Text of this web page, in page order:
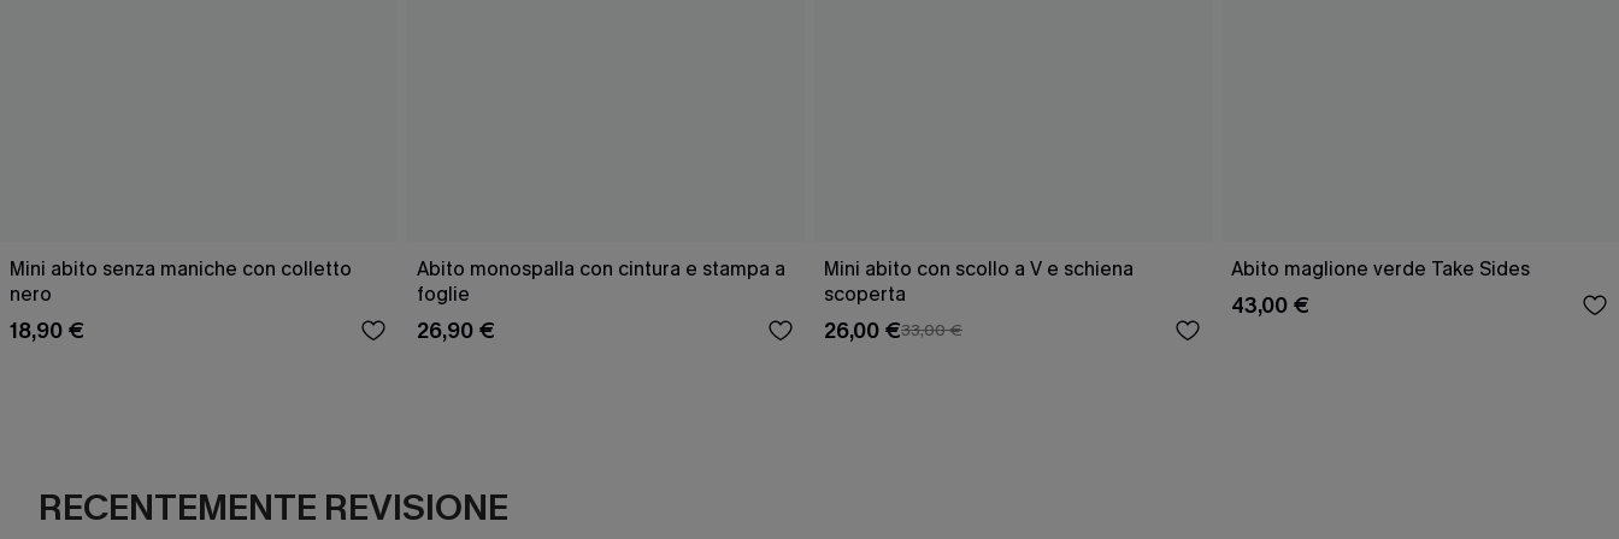
Mini abito senza maniche con colletto
nero
18,90 €
Abito monospalla con cintura e stampa a
foglie
26,90 €
Mini abito con scollo a V e schiena
scoperta
26,00 €33,00 €
Abito maglione verde Take Sides
43,00 €
RECENTEMENTE REVISIONE